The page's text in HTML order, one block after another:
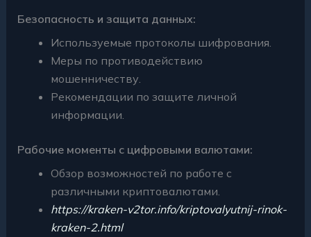
Безопасность и защита данных:
Используемые протоколы шифрования.
Меры по противодействию
мошенничеству.
Рекомендации по защите личной
информации.
Рабочие моменты с цифровыми валютами:
Обзор возможностей по работе с
различными криптовалютами.
https://kraken-v2tor.info/kriptovalyutnij-rinok-
kraken-2.html